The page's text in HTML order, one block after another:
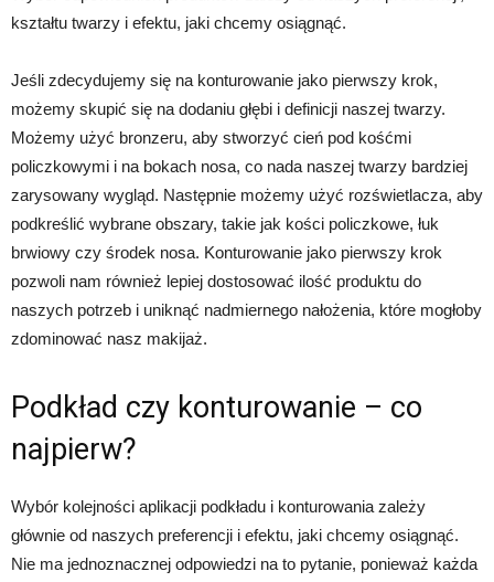
kształtu twarzy i efektu, jaki chcemy osiągnąć.
Jeśli zdecydujemy się na konturowanie jako pierwszy krok,
możemy skupić się na dodaniu głębi i definicji naszej twarzy.
Możemy użyć bronzeru, aby stworzyć cień pod kośćmi
policzkowymi i na bokach nosa, co nada naszej twarzy bardziej
zarysowany wygląd. Następnie możemy użyć rozświetlacza, aby
podkreślić wybrane obszary, takie jak kości policzkowe, łuk
brwiowy czy środek nosa. Konturowanie jako pierwszy krok
pozwoli nam również lepiej dostosować ilość produktu do
naszych potrzeb i uniknąć nadmiernego nałożenia, które mogłoby
zdominować nasz makijaż.
Podkład czy konturowanie – co
najpierw?
Wybór kolejności aplikacji podkładu i konturowania zależy
głównie od naszych preferencji i efektu, jaki chcemy osiągnąć.
Nie ma jednoznacznej odpowiedzi na to pytanie, ponieważ każda